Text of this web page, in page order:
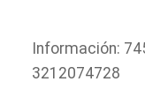
Información:
3212074728